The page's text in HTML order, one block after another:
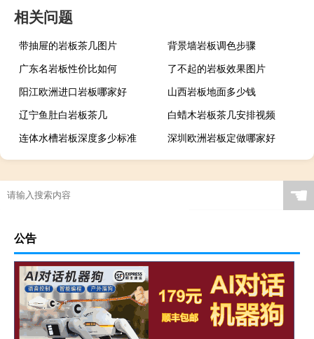
相关问题
带抽屉的岩板茶几图片
背景墙岩板调色步骤
广东名岩板性价比如何
了不起的岩板效果图片
阳江欧洲进口岩板哪家好
山西岩板地面多少钱
辽宁鱼肚白岩板茶几
白蜡木岩板茶几安排视频
连体水槽岩板深度多少标准
深圳欧洲岩板定做哪家好
广西现代简约岩板贵吗
岩板当背景墙好吗
茶几桌客厅京东自营岩板
瓷砖岩板能打磨吗吗
特别的岩板图案是什么
怎么区分岩石岩板的好坏
岩板茶几会变色吗吗
贵阳鱼肚金岩板茶几价格
浙江黑色的岩板叫什么
哪里买岩板茶几便宜的
岩板吊顶怎么贴瓷砖好看
哪个品牌岩板是真的白
原木岩板沙发效果图
☚
公告